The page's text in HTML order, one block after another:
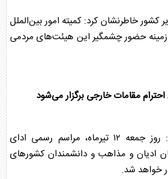
کشور خاطرنشان کرد: کمیته امور بین‌الملل
زمینه حضور چشمگیر این هیئت‌های مردمی
پورجمشیدیان تصریح کرد: روز جمعه ۱۲ تیرماه، مراسم رسمی ادای
ادیان و مذاهب و دانشمندان کشورهای
خواهد شد.